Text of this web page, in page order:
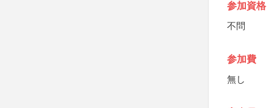
参加資格
不問
参加費
無し